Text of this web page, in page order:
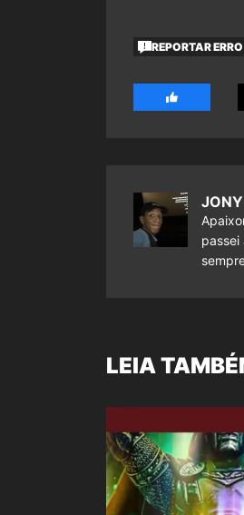
REPORTAR ERRO
passei
LEIA